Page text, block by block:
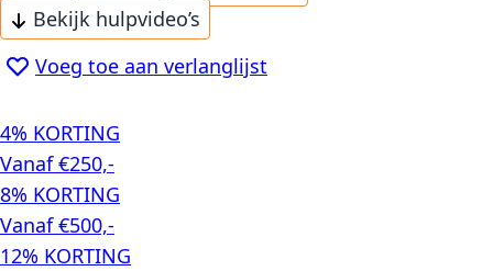
Bekijk hulpvideo’s
Voeg toe aan verlanglijst
4% KORTING
Vanaf €250,-
8% KORTING
Vanaf €500,-
12% KORTING